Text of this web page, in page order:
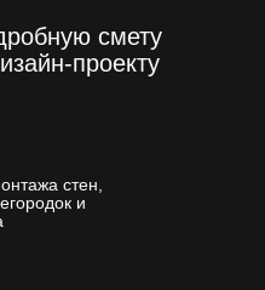
смету
проекту
стен,
и